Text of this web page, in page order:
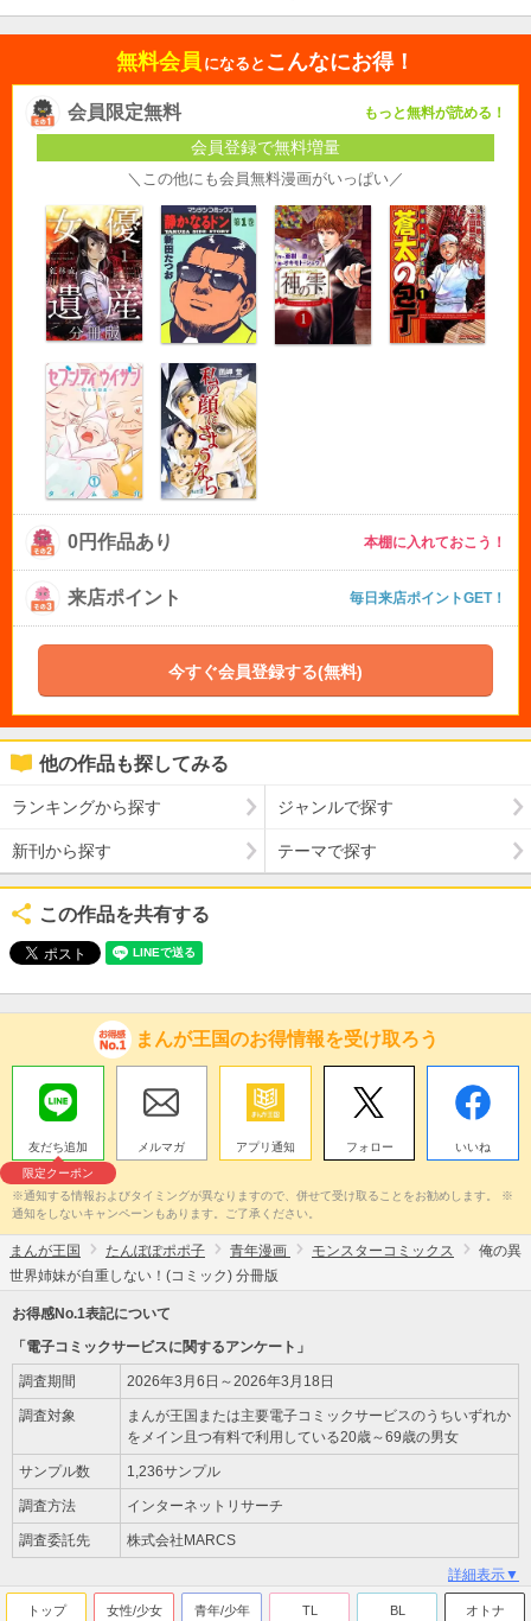
無料会員 になると こんなにお得！
会員限定無料 もっと無料が読める！
会員登録で無料増量
＼この他にも会員無料漫画がいっぱい／
0円作品あり 本棚に入れておこう！
来店ポイント 毎日来店ポイントGET！
今すぐ会員登録する(無料)
他の作品も探してみる
ランキングから探す ジャンルで探す
新刊から探す テーマで探す
この作品を共有する
まんが王国のお得情報を受け取ろう
友だち追加
限定クーポン
メルマガ アプリ通知 フォロー いいね
※通知する情報およびタイミングが異なりますので、併せて受け取ることをお勧めします。 ※
通知をしないキャンペーンもあります。ご了承ください。
まんが王国 たんぽぽポポ子 青年漫画 モンスターコミックス
俺の異
世界姉妹が自重しない！(コミック) 分冊版
お得感No.1表記について
「電子コミックサービスに関するアンケート」
調査期間 2026年3月6日～2026年3月18日
調査対象
まんが王国または主要電子コミックサービスのうちいずれか
をメイン且つ有料で利用している20歳～69歳の男女
サンプル数 1,236サンプル
調査方法 インターネットリサーチ
調査委託先 株式会社MARCS
詳細表示▼
トップ 女性/少女 青年/少年 TL BL オトナ